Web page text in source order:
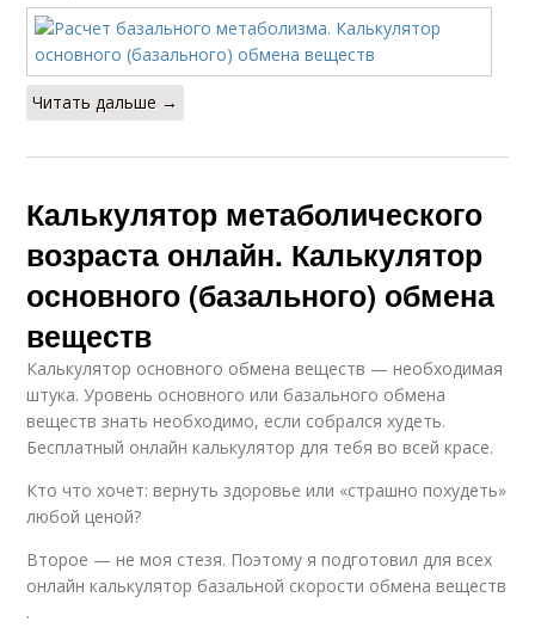
Читать дальше →
Калькулятор метаболического
возраста онлайн. Калькулятор
основного (базального) обмена
веществ
Калькулятор основного обмена веществ — необходимая
штука. Уровень основного или базального обмена
веществ знать необходимо, если собрался худеть.
Бесплатный онлайн калькулятор для тебя во всей красе.
Кто что хочет: вернуть здоровье или «страшно похудеть»
любой ценой?
Второе — не моя стезя. Поэтому я подготовил для всех
онлайн калькулятор базальной скорости обмена веществ
.